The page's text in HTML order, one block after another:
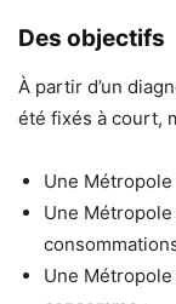
Des objectifs
À partir d’un
été fixés à court,
Une
Une
Une Métropole